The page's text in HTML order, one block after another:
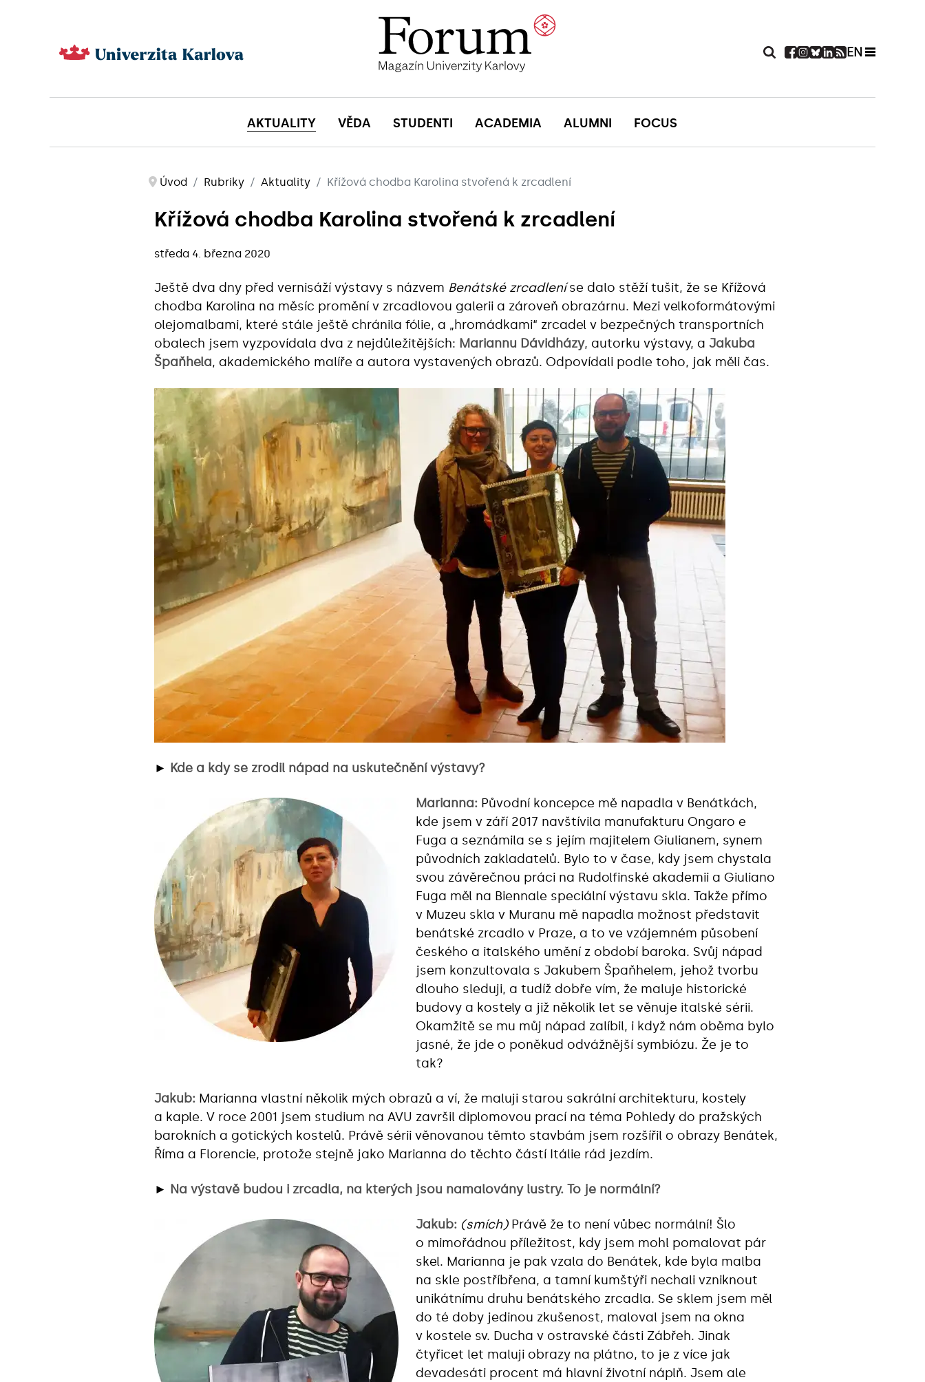
EN
AKTUALITY VĚDA STUDENTI ACADEMIA ALUMNI FOCUS
Úvod Rubriky Aktuality Křížová chodba Karolina stvořená k zrcadlení
Křížová chodba Karolina stvořená k zrcadlení
středa 4. března 2020
Ještě dva dny před vernisáží výstavy s názvem Benátské zrcadleníse dalo stěží tušit, že se Křížová
chodba Karolina na měsíc promění v zrcadlovou galerii a zároveň obrazárnu. Mezi velkoformátovými
olejomalbami, které stále ještě chránila fólie, a „hromádkami“ zrcadel v bezpečných transportních
obalech jsem vyzpovídala dva z nejdůležitějších: Mariannu Dávidházy, autorku výstavy, a Jakuba
Špaňhela, akademického malíře a autora vystavených obrazů. Odpovídali podle toho, jak měli čas.
► Kde a kdy se zrodil nápad na uskutečnění výstavy?
Marianna: Původní koncepce mě napadla v Benátkách,
kde jsem v září 2017 navštívila manufakturu Ongaro e
Fuga a seznámila se s jejím majitelem Giulianem, synem
původních zakladatelů. Bylo to v čase, kdy jsem chystala
svou závěrečnou práci na Rudolfinské akademii a Giuliano
Fuga měl na Biennale speciální výstavu skla. Takže přímo
v Muzeu skla v Muranu mě napadla možnost představit
benátské zrcadlo v Praze, a to ve vzájemném působení
českého a italského umění z období baroka. Svůj nápad
jsem konzultovala s Jakubem Špaňhelem, jehož tvorbu
dlouho sleduji, a tudíž dobře vím, že maluje historické
budovy a kostely a již několik let se věnuje italské sérii.
Okamžitě se mu můj nápad zalíbil, i když nám oběma bylo
jasné, že jde o poněkud odvážnější symbiózu. Že je to
tak?
Jakub: Marianna vlastní několik mých obrazů a ví, že maluji starou sakrální architekturu, kostely
a kaple. V roce 2001 jsem studium na AVU završil diplomovou prací na téma Pohledy do pražských
barokních a gotických kostelů. Právě sérii věnovanou těmto stavbám jsem rozšířil o obrazy Benátek,
Říma a Florencie, protože stejně jako Marianna do těchto částí Itálie rád jezdím.
► Na výstavě budou i zrcadla, na kterých jsou namalovány lustry. To je normální?
Jakub: (smích)Právě že to není vůbec normální! Šlo
o mimořádnou příležitost, kdy jsem mohl pomalovat pár
skel. Marianna je pak vzala do Benátek, kde byla malba
na skle postříbřena, a tamní kumštýři nechali vzniknout
unikátnímu druhu benátského zrcadla. Se sklem jsem měl
do té doby jedinou zkušenost, maloval jsem na okna
v kostele sv. Ducha v ostravské části Zábřeh. Jinak
čtyřicet let maluji obrazy na plátno, to je z více jak
devadesáti procent má hlavní životní náplň. Jsem ale